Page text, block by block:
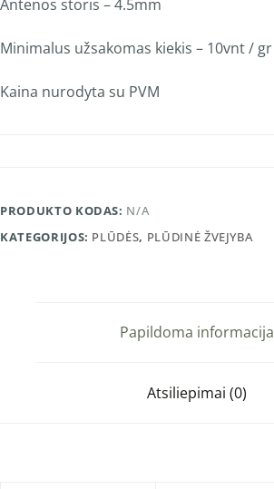
Antenos storis – 4.5mm
Minimalus užsakomas kiekis – 10vnt / gr
Kaina nurodyta su PVM
PRODUKTO KODAS: N/A
KATEGORIJOS: PLŪDĖS, PLŪDINĖ ŽVEJYBA
Papildoma informacija
Atsiliepimai (0)